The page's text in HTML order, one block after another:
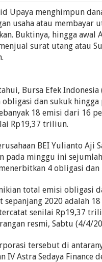
Upaya menghimpun
usaha atau membayar
Buktinya, hingga awal
surat utang atau
Bursa Efek Indonesia
obligasi dan sukuk hingga
18 emisi dari 16
Rp19,37 triliun.
BEI Yulianto Aji
pada minggu ini
4 obligasi dan
total emisi obligasi
sepanjang 2020 adalah
senilai Rp19,37
resmi, Sabtu (4/4/
tersebut di
IV Astra Sedaya Finance